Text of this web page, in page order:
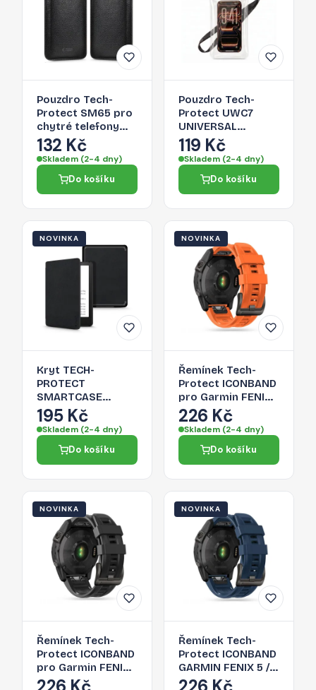
Pouzdro Tech-
Protect SM65 pro
chytré telefony
6.0-6.9" - černá/
černá
132 Kč
Skladem (2-4 dny)
Do košíku
Pouzdro Tech-
Protect UWC7
UNIVERSAL
WATERPROOF
CASE 6.9 INCH pro
zařízení do 6.9" -
černé
119 Kč
Skladem (2-4 dny)
Do košíku
NOVINKA
Kryt TECH-
PROTECT
SMARTCASE
KINDLE
PAPERWHITE V / 5 /
SIGNATURE
EDITION pro Kindle
Paperwhite (5) –
černá
195 Kč
Skladem (2-4 dny)
Do košíku
NOVINKA
Řemínek Tech-
Protect ICONBAND
pro Garmin FENIX
5 / 6 / 6 PRO / 7 / 8 /
8 PRO (47 MM) - e
orange
226 Kč
Skladem (2-4 dny)
Do košíku
NOVINKA
Řemínek Tech-
Protect ICONBAND
pro Garmin FENIX
5 / 6 / 6 PRO / 7 / 8 /
NOVINKA
Řemínek Tech-
Protect ICONBAND
GARMIN FENIX 5 / 6
/ 6 PRO / 7 / 8 / 8